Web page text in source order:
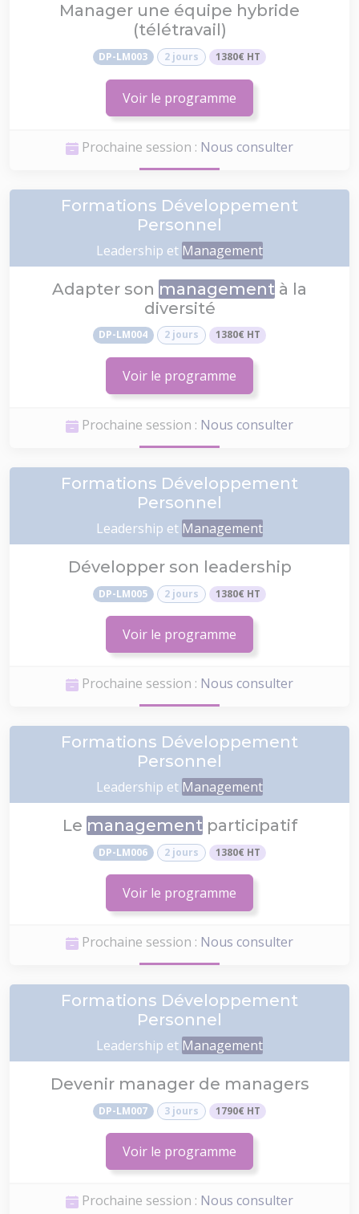
Manager une équipe hybride
(télétravail)
DP-LM003 2 jours 1380€ HT
Voir le programme
Prochaine session : Nous consulter
Formations Développement
Personnel
Leadership et Management
Adapter son management à la
diversité
DP-LM004 2 jours 1380€ HT
Voir le programme
Prochaine session : Nous consulter
Formations Développement
Personnel
Leadership et Management
Développer son leadership
DP-LM005 2 jours 1380€ HT
Voir le programme
Prochaine session : Nous consulter
Formations Développement
Personnel
Leadership et Management
Le managementparticipatif
DP-LM006 2 jours 1380€ HT
Voir le programme
Prochaine session : Nous consulter
Formations Développement
Personnel
Leadership et Management
Devenir manager de managers
DP-LM007 3 jours 1790€ HT
Voir le programme
Prochaine session : Nous consulter